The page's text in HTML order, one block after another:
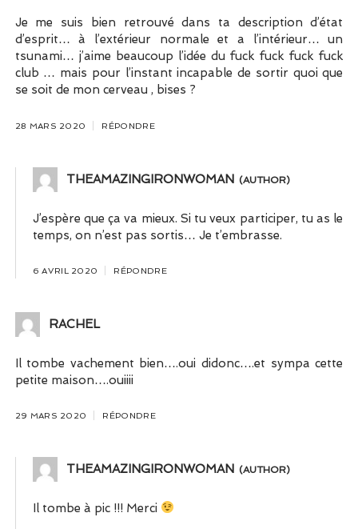
Je me suis bien retrouvé dans ta description d’état
d’esprit… à l’extérieur normale et a l’intérieur… un
tsunami… j’aime beaucoup l’idée du fuck fuck fuck fuck
club … mais pour l’instant incapable de sortir quoi que
se soit de mon cerveau , bises ?
28 MARS 2020 RÉPONDRE
THEAMAZINGIRONWOMAN
J’espère que ça va mieux. Si tu veux participer, tu as le
temps, on n’est pas sortis… Je t’embrasse.
6 AVRIL 2020 RÉPONDRE
RACHEL
Il tombe vachement bien….oui didonc….et sympa cette
petite maison….ouiiii
29 MARS 2020 RÉPONDRE
THEAMAZINGIRONWOMAN
Il tombe à pic !!! Merci